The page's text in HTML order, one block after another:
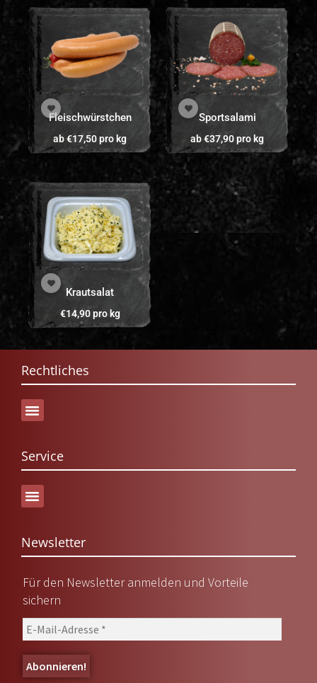
Fleischwürstchen
ab€17,50pro kg
Sportsalami
ab€37,90pro kg
Krautsalat
€14,90pro kg
Rechtliches
Service
Newsletter
Für den Newsletter anmelden und Vorteile
sichern